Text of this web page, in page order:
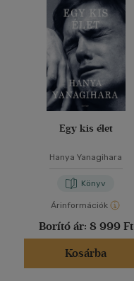
Egy kis élet
Hanya Yanagihara
Könyv
Árinformációk
Borító ár: 8 999 Ft
Kosárba